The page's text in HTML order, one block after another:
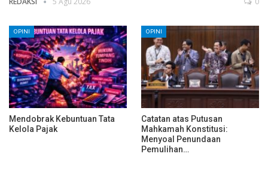
OPINI
Mendobrak Kebuntuan Tata
Kelola Pajak
OPINI
Catatan atas Putusan
Mahkamah Konstitusi:
Menyoal Penundaan
Pemulihan…